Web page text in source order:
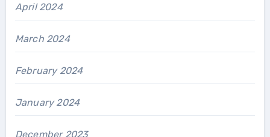
April 2024
March 2024
February 2024
January 2024
December 2023